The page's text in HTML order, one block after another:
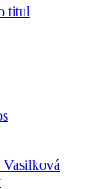
titul